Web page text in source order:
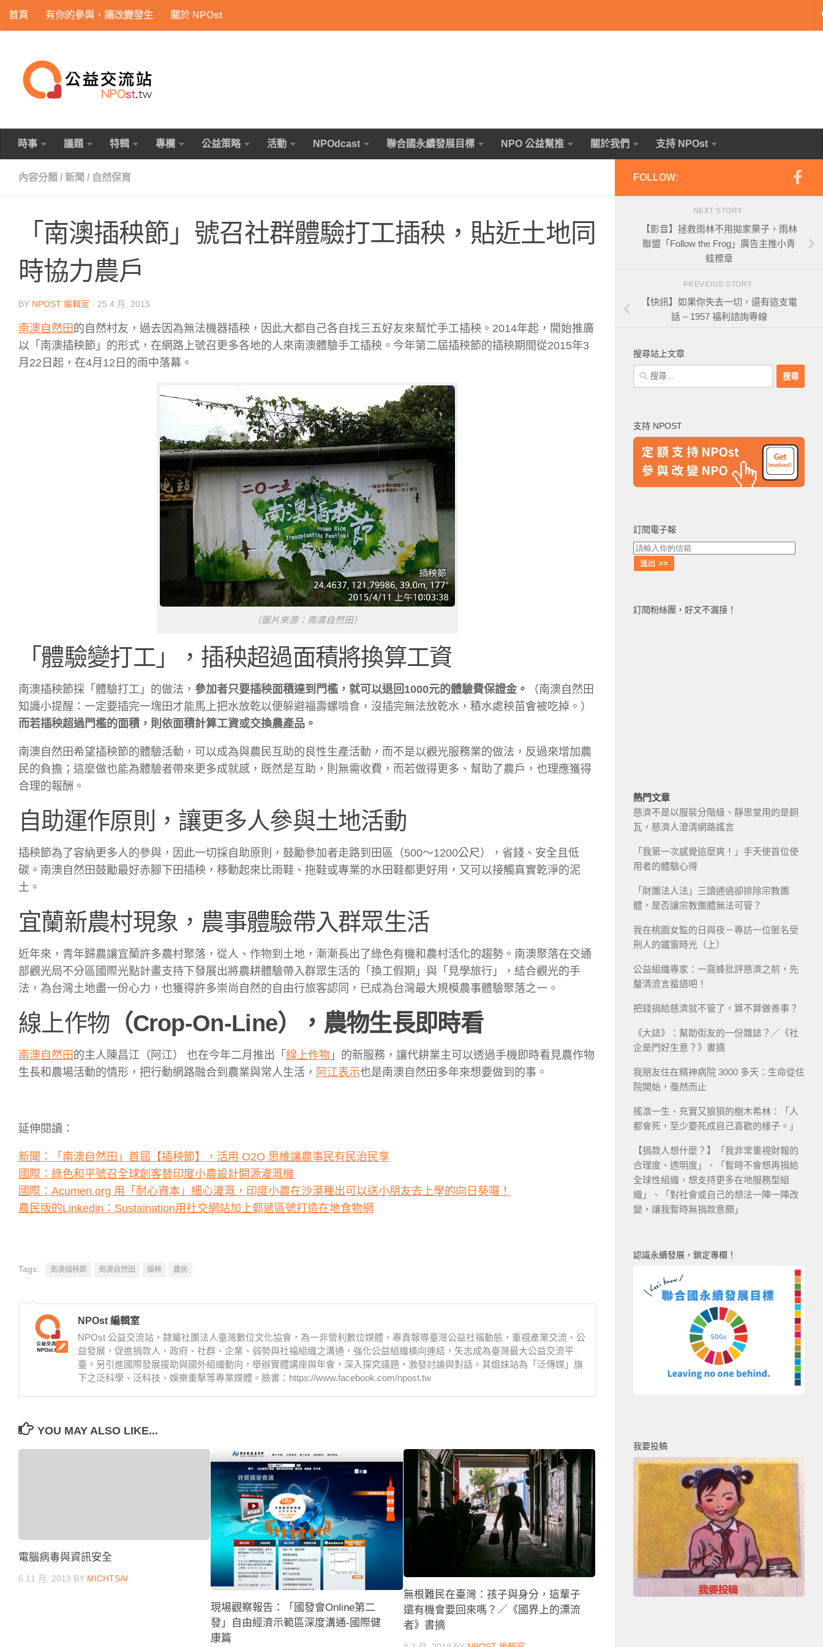
Skip to content
首頁 有你的參與，讓改變發生 關於 NPOst
時事 議題 特輯 專欄 公益策略 活動 NPOdcast 聯合國永續發展目標 NPO 公益幫推 關於我們 支持 NPOst
內容分類 / 新聞 / 自然保育
「南澳插秧節」號召社群體驗打工插秧，貼近土地同
時協力農戶
BY NPOST 編輯室 · 25 4 月, 2015
南澳自然田 的自然村友，過去因為無法機器插秧，因此大都自己各自找三五好友來幫忙手工插秧。2014年起，開始推廣
以「南澳插秧節」的形式，在網路上號召更多各地的人來南澳體驗手工插秧。今年第二屆插秧節的插秧期間從2015年3
月22日起，在4月12日的雨中落幕。
（圖片來源：南澳自然田）
「體驗變打工」，插秧超過面積將換算工資
南澳插秧節採「體驗打工」的做法， 參加者只要插秧面積達到門檻，就可以退回1000元的體驗費保證金。
（南澳自然田
知識小提醒：一定要插完一塊田才能馬上把水放乾以便躲避福壽螺啃食，沒插完無法放乾水，積水處秧苗會被吃掉。）
而若插秧超過門檻的面積，則依面積計算工資或交換農產品。
南澳自然田希望插秧節的體驗活動，可以成為與農民互助的良性生產活動，而不是以觀光服務業的做法，反過來增加農
民的負擔；這麼做也能為體驗者帶來更多成就感，既然是互助，則無需收費，而若做得更多、幫助了農戶，也理應獲得
合理的報酬。
自助運作原則，讓更多人參與土地活動
插秧節為了容納更多人的參與，因此一切採自助原則，鼓勵參加者走路到田區（500～1200公尺），省錢、安全且低
碳。南澳自然田鼓勵最好赤腳下田插秧，移動起來比雨鞋、拖鞋或專業的水田鞋都更好用，又可以接觸真實乾淨的泥
土。
宜蘭新農村現象，農事體驗帶入群眾生活
近年來，青年歸農讓宜蘭許多農村聚落，從人、作物到土地，漸漸長出了綠色有機和農村活化的趨勢。南澳聚落在交通
部觀光局不分區國際光點計畫支持下發展出將農耕體驗帶入群眾生活的「換工假期」與「見學旅行」，結合觀光的手
法，為台灣土地盡一份心力，也獲得許多崇尚自然的自由行旅客認同，已成為台灣最大規模農事體驗聚落之一。
線上作物 （Crop-On-Line），農物生長即時看
南澳自然田 的主人陳昌江（阿江） 也在今年二月推出「 線上作物 」的新服務，讓代耕業主可以透過手機即時看見農作物
生長和農場活動的情形，把行動網路融合到農業與常人生活， 阿江表示也是南澳自然田多年來想要做到的事。
延伸閱讀：
新聞：「南澳自然田」首屆【插秧節】，活用 O2O 思維讓農事民有民治民享
國際：綠色和平號召全球創客替印度小農設計開源灌溉機
國際：Acumen.org 用「耐心資本」細心灌溉，印度小農在沙漠種出可以送小朋友去上學的向日葵囉！
農民版的Linkedin：Sustaination用社交網站加上郵遞區號打造在地食物網
Tags: 南澳插秧節 南澳自然田 插秧 農民
NPOst 編輯室
NPOst 公益交流站，隸屬社團法人臺灣數位文化協會，為一非營利數位媒體，專責報導臺灣公益社福動態，重視產業交流、公
益發展，促進捐款人、政府、社群、企業、弱勢與社福組織之溝通，強化公益組織橫向連結，矢志成為臺灣最大公益交流平
臺。另引進國際發展援助與國外組織動向，舉辦實體講座與年會，深入探究議題，激發討論與對話。其姐妹站為「泛傳媒」旗
下之泛科學、泛科技、娛樂重擊等專業媒體。臉書：https://www.facebook.com/npost.tw
YOU MAY ALSO LIKE...
電腦病毒與資訊安全
6 11 月, 2013 BY MICHTSAI
現場觀察報告：「國發會Online第二
發」自由經濟示範區深度溝通-國際健
康篇
無根難民在臺灣：孩子與身分，這輩子
還有機會要回來嗎？／《國界上的漂流
者》書摘
FOLLOW:
NEXT STORY
【影音】拯救雨林不用拋家棄子，雨林
聯盟「Follow the Frog」廣告主推小青
蛙標章
PREVIOUS STORY
【快訊】如果你失去一切，還有這支電
話 – 1957 福利諮詢專線
搜尋站上文章
搜
尋
字:
支持 NPOST
訂閱電子報
訂閱粉絲團，好文不漏接！
熱門文章
慈濟不是以服裝分階級、靜思堂用的是銅
瓦，慈濟人澄清網路謠言
「我第一次感覺這麼爽！」手天使首位使
用者的體驗心得
「財團法人法」三讀通過卻排除宗教團
體，是否讓宗教團體無法可管？
我在桃園女監的日與夜－專訪一位匿名受
刑人的鐵窗時光（上）
公益組織專家：一窩蜂批評慈濟之前，先
釐清流言蜚語吧！
把錢捐給慈濟就不管了，算不算做善事？
《大誌》：幫助街友的一份雜誌？／《社
企是門好生意？》書摘
我朋友住在精神病院 3000 多天：生命從住
院開始，戞然而止
搖滾一生、充實又狼狽的樹木希林：「人
都會死，至少要死成自己喜歡的樣子。」
【捐款人想什麼？】「我非常重視財報的
合理度、透明度」、「暫時不會想再捐給
全球性組織，想支持更多在地服務型組
織」、「對社會或自己的想法一陣一陣改
變，讓我暫時無捐款意願」
認識永續發展，鎖定專欄！
我要投稿